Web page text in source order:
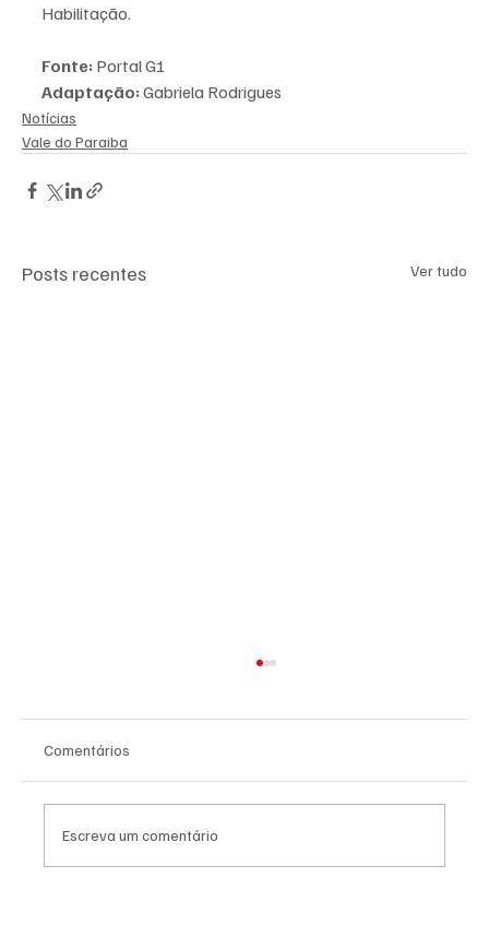
Habilitação.
Fonte: Portal G1
Adaptação: Gabriela Rodrigues
Notícias
Vale do Paraiba
Posts recentes Ver tudo
Comentários
Escreva um comentário